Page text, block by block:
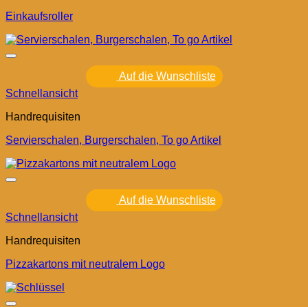
Einkaufsroller
Auf die Wunschliste
Schnellansicht
Handrequisiten
Servierschalen, Burgerschalen, To go Artikel
Auf die Wunschliste
Schnellansicht
Handrequisiten
Pizzakartons mit neutralem Logo